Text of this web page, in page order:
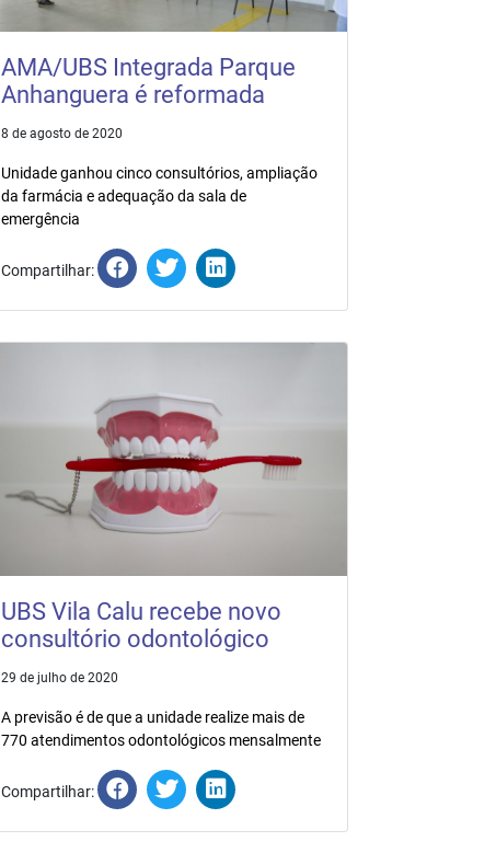
AMA/UBS Integrada Parque
Anhanguera é reformada
8 de agosto de 2020
Unidade ganhou cinco consultórios, ampliação
da farmácia e adequação da sala de
emergência
Compartilhar:
UBS Vila Calu recebe novo
consultório odontológico
29 de julho de 2020
A previsão é de que a unidade realize mais de
770 atendimentos odontológicos mensalmente
Compartilhar: